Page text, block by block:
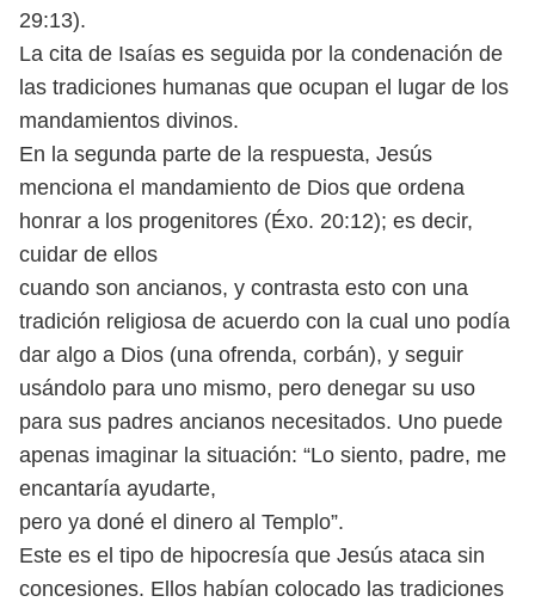
29:13).
La cita de Isaías es seguida por la condenación de
las tradiciones humanas que ocupan el lugar de los
mandamientos divinos.
En la segunda parte de la respuesta, Jesús
menciona el mandamiento de Dios que ordena
honrar a los progenitores (Éxo. 20:12); es decir,
cuidar de ellos
cuando son ancianos, y contrasta esto con una
tradición religiosa de acuerdo con la cual uno podía
dar algo a Dios (una ofrenda, corbán), y seguir
usándolo para uno mismo, pero denegar su uso
para sus padres ancianos necesitados. Uno puede
apenas imaginar la situación: “Lo siento, padre, me
encantaría ayudarte,
pero ya doné el dinero al Templo”.
Este es el tipo de hipocresía que Jesús ataca sin
concesiones. Ellos habían colocado las tradiciones